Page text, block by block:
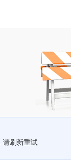
请刷新重试